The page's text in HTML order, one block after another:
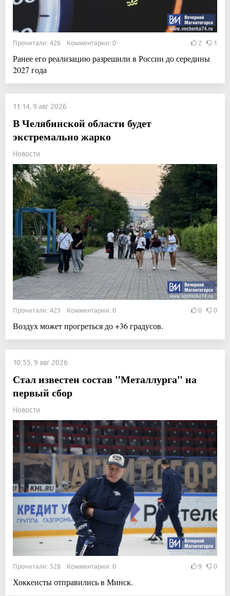
Прочитали: 426 Комментарии: 0 2 1
Ранее его реализацию разрешили в России до середины
2027 года
11:14, 9 авг 2026
В Челябинской области будет
экстремально жарко
Новости
Прочитали: 423 Комментарии: 0 0 0
Воздух может прогреться до +36 градусов.
10:55, 9 авг 2026
Стал известен состав "Металлурга" на
первый сбор
Новости
Прочитали: 528 Комментарии: 0 9 0
Хоккеисты отправились в Минск.